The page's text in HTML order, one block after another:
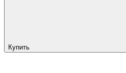
Купить